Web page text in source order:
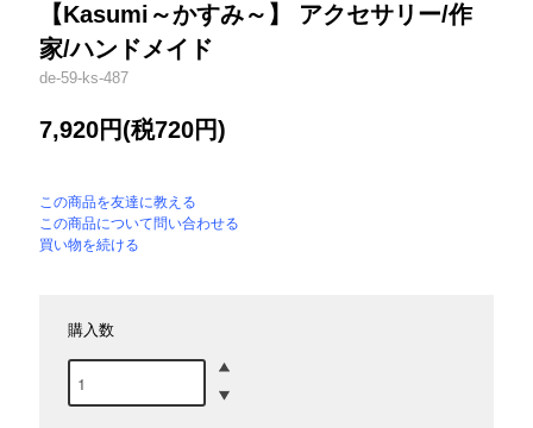
【Kasumi～かすみ～】 アクセサリー/作
家/ハンドメイド
de-59-ks-487
7,920円(税720円)
この商品を友達に教える
この商品について問い合わせる
買い物を続ける
購入数